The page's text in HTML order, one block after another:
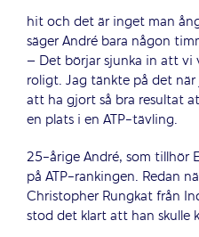
hit och det är inget man
säger André bara någon
– Det börjar sjunka in att
roligt. Jag tänkte på det
att ha gjort så bra resultat
en plats i en ATP-tävling.
25-årige André, som tillhör
på ATP-rankingen. Redan
Christopher Rungkat från
stod det klart att han skulle